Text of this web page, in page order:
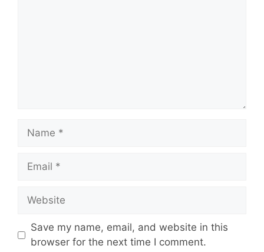
Name
Email
Website
Save my name, email, and website in this
browser for the next time I comment.